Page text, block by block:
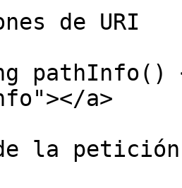
de URI
pathInfo()
a>
la